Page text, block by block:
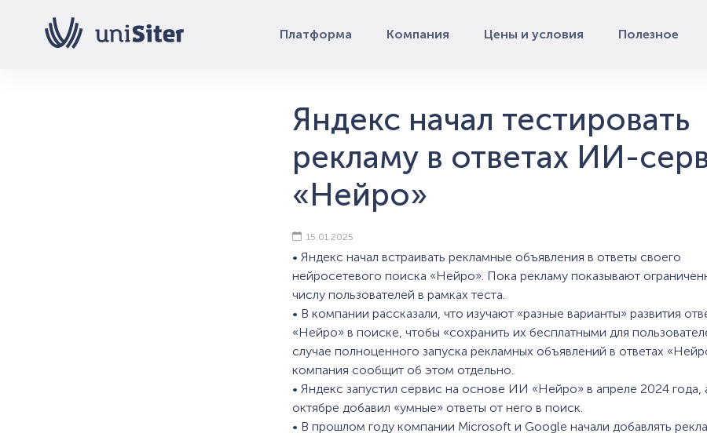
Платформа Компания Цены и условия Полезное
Яндекс начал тестировать
рекламу в ответах ИИ-
«Нейро»
15.01.2025
• Яндекс начал встраивать рекламные объявления в ответы своего
нейросетевого поиска «Нейро». Пока рекламу показывают
числу пользователей в рамках теста.
• В компании рассказали, что изучают «разные варианты» развития
«Нейро» в поиске, чтобы «сохранить их бесплатными для
случае полноценного запуска рекламных объявлений в ответах
компания сообщит об этом отдельно.
• Яндекс запустил сервис на основе ИИ «Нейро» в апреле 2024 года,
октябре добавил «умные» ответы от него в поиск.
• В прошлом году компании Microsoft и Google начали добавлять